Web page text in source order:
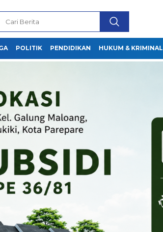
POLITIK PENDIDIKAN HUKUM & KRIMINAL